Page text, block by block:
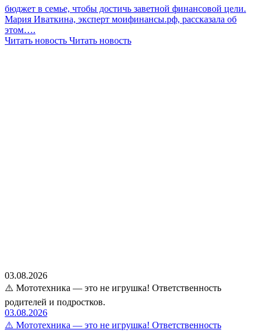
бюджет в семье, чтобы достичь заветной финансовой цели.
Мария Иваткина, эксперт моифинансы.рф, рассказала об
этом….
Читать новость Читать новость
03.08.2026
⚠️ Мототехника — это не игрушка! Ответственность
родителей и подростков.
03.08.2026
⚠️ Мототехника — это не игрушка! Ответственность